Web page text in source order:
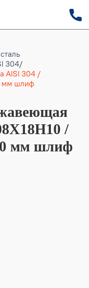
304/
AISI 304 /
мм шлиф
/
мм шлиф